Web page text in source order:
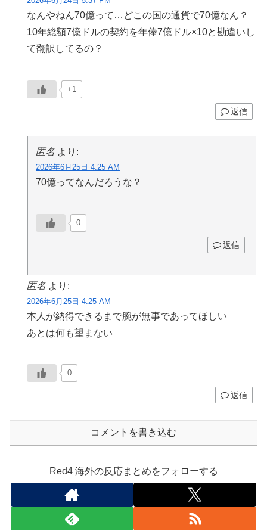
なんやねん70億って…どこの国の通貨で70億なん？
10年総額7億ドルの契約を年俸7億ドル×10と勘違いし
て翻訳してるの？
+1
返信
匿名 より:
2026年6月25日 4:25 AM
70億ってなんだろうな？
0
返信
匿名 より:
2026年6月25日 4:25 AM
本人が納得できるまで腕が無事であってほしい
あとは何も望まない
0
返信
コメントを書き込む
Red4 海外の反応まとめをフォローする